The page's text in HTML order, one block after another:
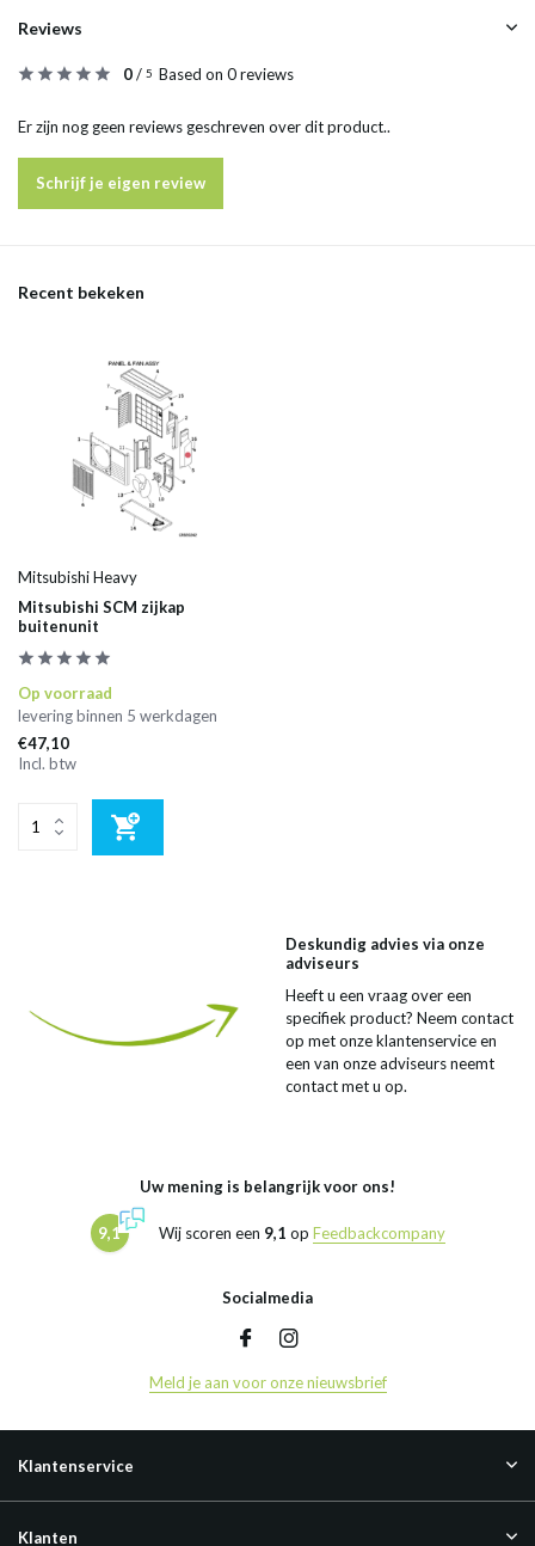
Reviews
0/ 5 Based on 0 reviews
Er zijn nog geen reviews geschreven over dit product..
Schrijf je eigen review
Recent bekeken
Mitsubishi Heavy
Mitsubishi SCM zijkap
buitenunit
Op voorraad
levering binnen 5 werkdagen
€47,10
Incl. btw
Deskundig advies via onze
adviseurs
Heeft u een vraag over een
specifiek product? Neem contact
op met onze klantenservice en
een van onze adviseurs neemt
contact met u op.
Uw mening is belangrijk voor ons!
9,1 Wij scoren een 9,1 op Feedbackcompany
Socialmedia
Meld je aan voor onze nieuwsbrief
Klantenservice
Klanten